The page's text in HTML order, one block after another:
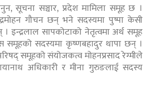
सूचना सञ्चार, प्रदेश मामिला समूह छ ।
गौचन छन् भने सदस्यमा पुष्पा केसी
इन्द्रलाल सापकोटाको नेतृत्वमा अर्थ समूह
सदस्यमा कृष्णबहादुर थापा छन् ।
समूहको संयोजकत्व मोहनप्रसाद रेग्मीले
अधिकारी र मीना गुरुङलाई सदस्य